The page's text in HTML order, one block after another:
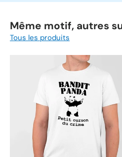
Même motif, autres
Tous les produits